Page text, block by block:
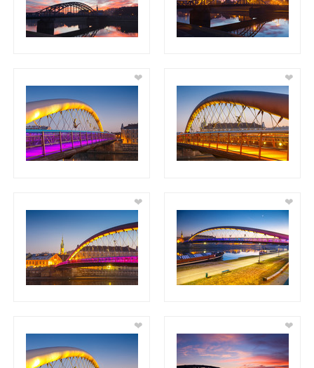
❤ ❤
❤ ❤
❤ ❤